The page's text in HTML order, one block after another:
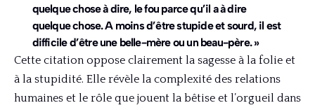
quelque chose à dire, le fou parce qu’il a à dire
quelque chose. A moins d’être stupide et sourd, il est
difficile d’être une belle-mère ou un beau-père. »
Cette citation oppose clairement la sagesse à la folie et
à la stupidité. Elle révèle la complexité des relations
humaines et le rôle que jouent la bêtise et l’orgueil dans